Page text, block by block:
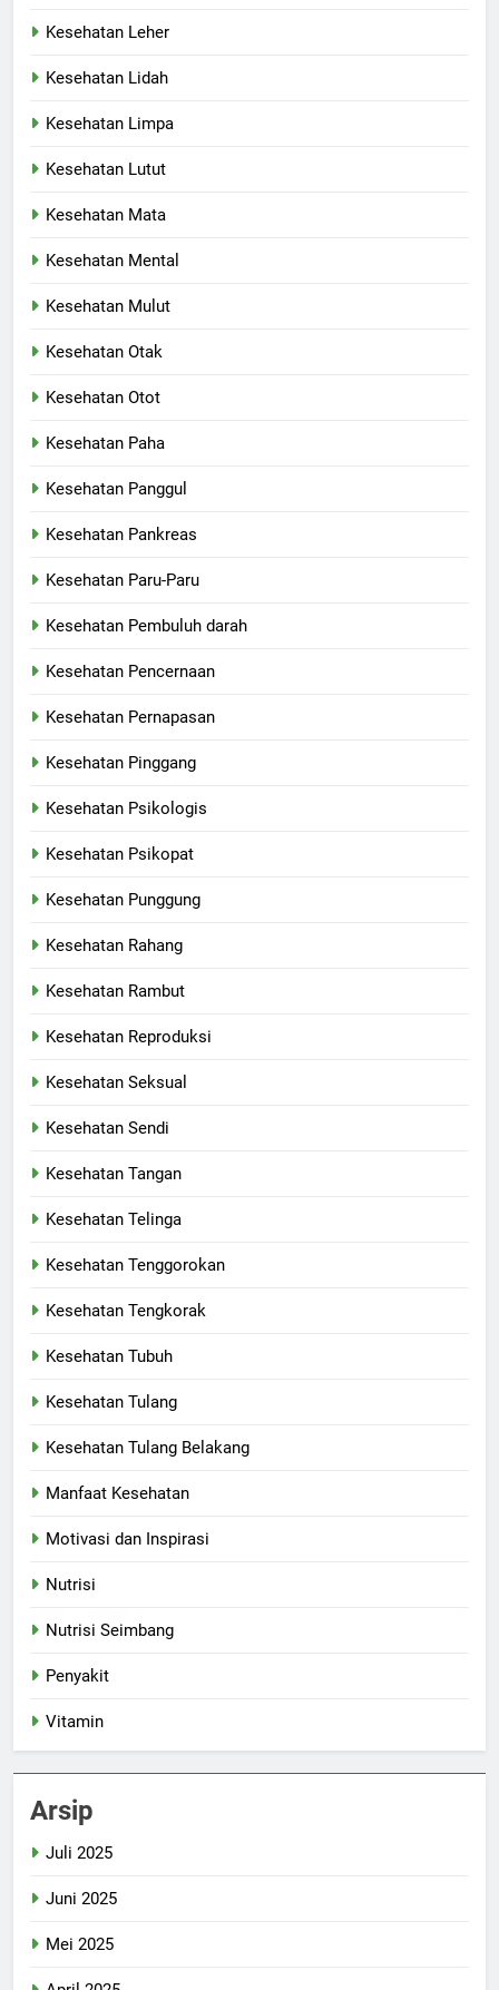
Kesehatan Leher
Kesehatan Lidah
Kesehatan Limpa
Kesehatan Lutut
Kesehatan Mata
Kesehatan Mental
Kesehatan Mulut
Kesehatan Otak
Kesehatan Otot
Kesehatan Paha
Kesehatan Panggul
Kesehatan Pankreas
Kesehatan Paru-Paru
Kesehatan Pembuluh darah
Kesehatan Pencernaan
Kesehatan Pernapasan
Kesehatan Pinggang
Kesehatan Psikologis
Kesehatan Psikopat
Kesehatan Punggung
Kesehatan Rahang
Kesehatan Rambut
Kesehatan Reproduksi
Kesehatan Seksual
Kesehatan Sendi
Kesehatan Tangan
Kesehatan Telinga
Kesehatan Tenggorokan
Kesehatan Tengkorak
Kesehatan Tubuh
Kesehatan Tulang
Kesehatan Tulang Belakang
Manfaat Kesehatan
Motivasi dan Inspirasi
Nutrisi
Nutrisi Seimbang
Penyakit
Vitamin
Arsip
Juli 2025
Juni 2025
Mei 2025